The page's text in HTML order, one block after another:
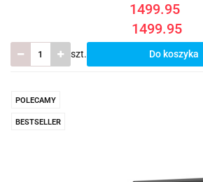
1499.95
1499.95
szt. Do koszyka
POLECAMY
BESTSELLER